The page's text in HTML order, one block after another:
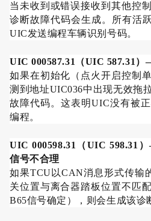
当未收到或错误接收到其他控
诊断故障代码会生成。所有活
UIC发送编程车辆识别号码。
UIC 000587.31 （UIC 587.31 ）
如果在初始化（点火开启控制
测到地址UIC036中出现无效拖
故障代码。这表明UIC没有被
编程。
UIC 000598.31 （UIC 598.31 ）
信号不合理
如果TCU 以CAN消息形式传输
关位置与离合器踏板位置不匹
B65信号确定），则会生成该诊